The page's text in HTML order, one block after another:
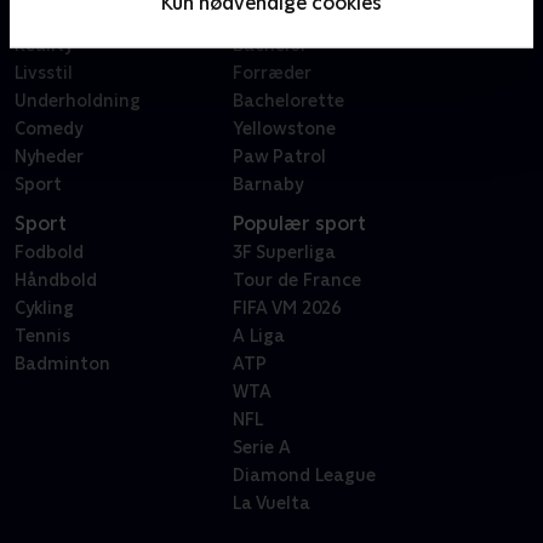
Reality
Livsstil
Underholdning
Comedy
Nyheder
Sport
X Factor
Bachelor
Forræder
Bachelorette
Yellowstone
Paw Patrol
Barnaby
Sport
Fodbold
Håndbold
Cykling
Tennis
Badminton
Populær sport
3F Superliga
Tour de France
FIFA VM 2026
A Liga
ATP
WTA
NFL
Serie A
Diamond League
La Vuelta